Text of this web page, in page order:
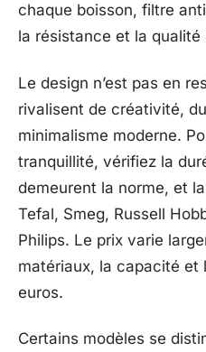
chaque boisson, filtre
la résistance et la qualité
Le design n’est pas en
rivalisent de créativité,
minimalisme moderne.
tranquillité, vérifiez la
demeurent la norme, et
Tefal, Smeg, Russell
Philips. Le prix varie
matériaux, la capacité et
euros.
Certains modèles se